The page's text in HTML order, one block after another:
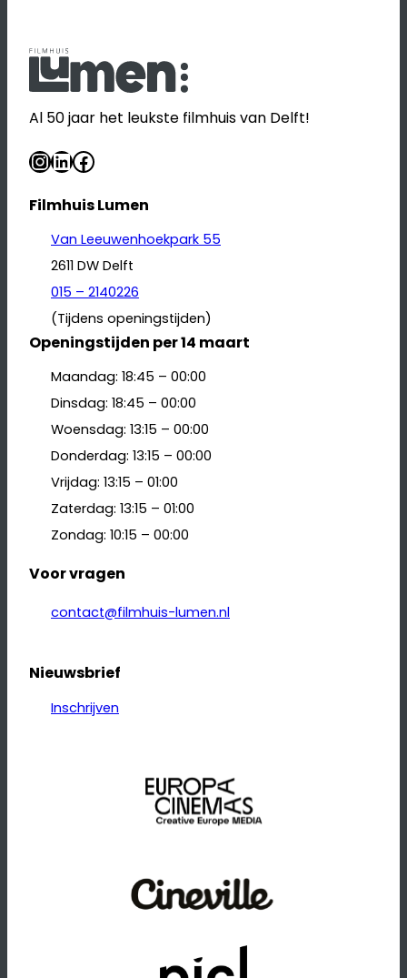
Al 50 jaar het leukste filmhuis van Delft!
InstagramLinkedIn Facebook
Filmhuis Lumen
Van Leeuwenhoekpark 55
2611 DW Delft
015 – 2140226
(Tijdens openingstijden)
Openingstijden per 14 maart
Maandag: 18:45 – 00:00
Dinsdag: 18:45 – 00:00
Woensdag: 13:15 – 00:00
Donderdag: 13:15 – 00:00
Vrijdag: 13:15 – 01:00
Zaterdag: 13:15 – 01:00
Zondag: 10:15 – 00:00
Voor vragen
contact@filmhuis-lumen.nl
Nieuwsbrief
Inschrijven